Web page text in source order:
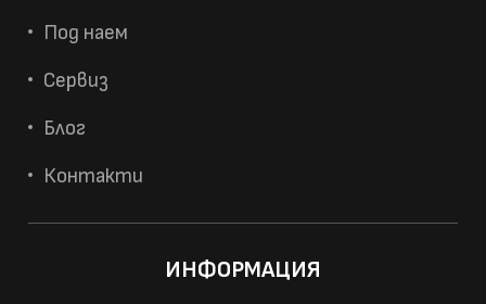
Под наем
Сервиз
Блог
Контакти
ИНФОРМАЦИЯ